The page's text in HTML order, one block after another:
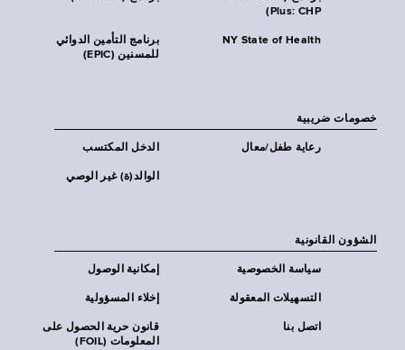
Plus: CHP)
برنامج التأمين الدوائي
للمسنين (EPIC)
NY State of Health
خصومات ضريبية
الدخل المكتسب رعاية طفل/معال
الوالد(ة) غير الوصي
الشؤون القانونية
إمكانية الوصول سياسة الخصوصية
إخلاء المسؤولية التسهيلات المعقولة
قانون حرية الحصول على
المعلومات (FOIL)
اتصل بنا